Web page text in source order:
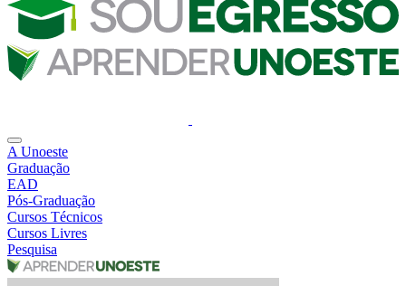
A Unoeste
Graduação
EAD
Pós-Graduação
Cursos Técnicos
Cursos Livres
Pesquisa